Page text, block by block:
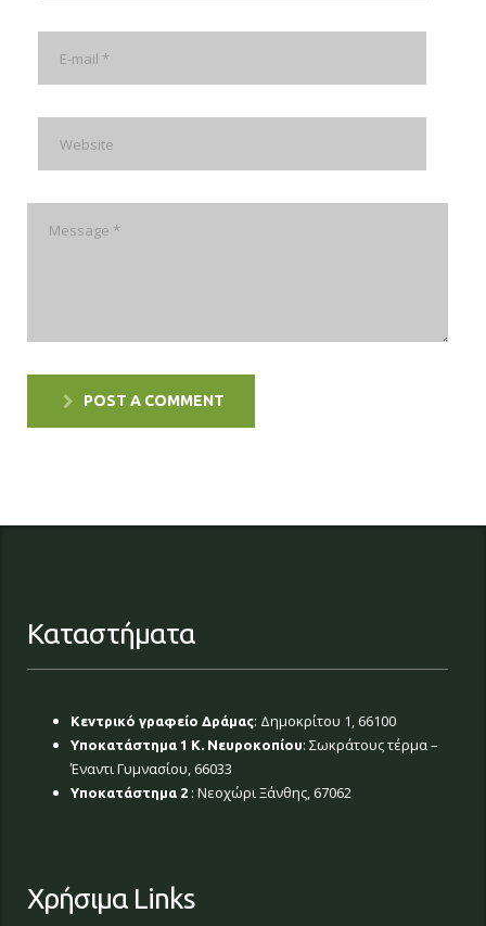
POST A COMMENT
Καταστήματα
Κεντρικό γραφείο Δράμας: Δημοκρίτου 1, 66100
Υποκατάστημα 1 Κ. Νευροκοπίου: Σωκράτους τέρμα –
Έναντι Γυμνασίου, 66033
Υποκατάστημα 2 : Νεοχώρι Ξάνθης, 67062
Χρήσιμα Links